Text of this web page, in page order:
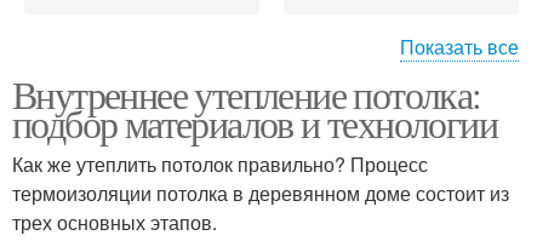
утепления
утеплению
Внешний утепление
Показать все
Внутреннее утепление потолка:
подбор материалов и технологии
Как же утеплить потолок правильно? Процесс
термоизоляции потолка в деревянном доме состоит из
трех основных этапов.